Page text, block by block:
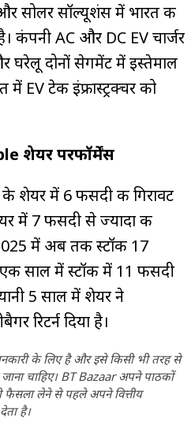
सोलर सॉल्यूशंस में भारत की
कंपनी AC और DC EV चार्जर
घरेलू दोनों सेगमेंट में इस्तेमाल
EV टेक इंफ्रास्ट्रक्चर को
शेयर परफॉर्मेंस
में 6 फीसदी की गिरावट
में 7 फीसदी से ज्यादा की
में अब तक स्टॉक 17
साल में स्टॉक में 11 फीसदी
5 साल में शेयर ने
रिटर्न दिया है।
के लिए है और इसे किसी भी तरह से
चाहिए। BT Bazaar अपने पाठकों
फैसला लेने से पहले अपने वित्तीय
है।